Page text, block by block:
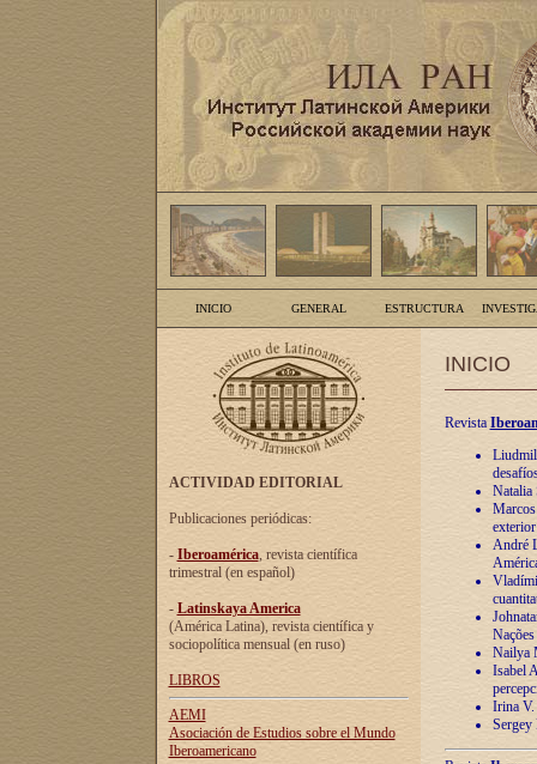
INICIO GENERAL ESTRUCTURA
ACTIVIDAD EDITORIAL
Publicaciones periódicas:
- Iberoamérica, revista científica
trimestral (en español)
- Latinskaya America
(América Latina), revista científica y
sociopolítica mensual (en ruso)
LIBROS
AEMI
Asociación de Estudios sobre el Mundo
Iberoamericano
INICIO
Revista
Natalia
André
Nailya
Isabel
Irina V.
Sergey